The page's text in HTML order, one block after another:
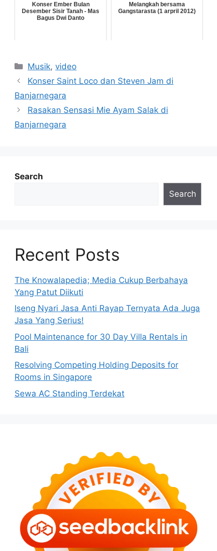
Konser Ember Bulan
Desember Sisir Tanah - Mas
Bagus Dwi Danto
Melangkah bersama
Gangstarasta (1 arpril 2012)
Categories
Musik,video
Konser Saint Loco dan Steven Jam di
Banjarnegara
Rasakan Sensasi Mie Ayam Salak di
Banjarnegara
Search
Search
Recent Posts
The Knowalapedia; Media Cukup Berbahaya
Yang Patut Diikuti
Iseng Nyari Jasa Anti Rayap Ternyata Ada Juga
Jasa Yang Serius!
Pool Maintenance for 30 Day Villa Rentals in
Bali
Resolving Competing Holding Deposits for
Rooms in Singapore
Sewa AC Standing Terdekat